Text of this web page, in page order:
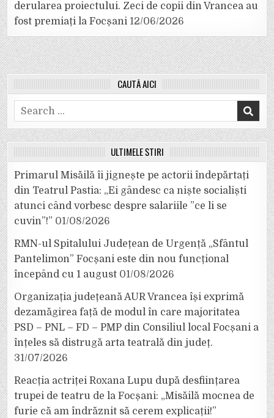
derularea proiectului. Zeci de copii din Vrancea au
fost premiați la Focșani 12/06/2026
CAUTĂ AICI
Search
for:
ULTIMELE ȘTIRI
Primarul Misăilă îi jignește pe actorii îndepărtați
din Teatrul Pastia: „Ei gândesc ca niște socialiști
atunci când vorbesc despre salariile ”ce li se
cuvin”!” 01/08/2026
RMN-ul Spitalului Județean de Urgență „Sfântul
Pantelimon” Focșani este din nou funcțional
începând cu 1 august 01/08/2026
Organizația județeană AUR Vrancea își exprimă
dezamăgirea față de modul în care majoritatea
PSD – PNL – FD – PMP din Consiliul local Focșani a
înțeles să distrugă arta teatrală din județ.
31/07/2026
Reacția actriței Roxana Lupu după desființarea
trupei de teatru de la Focșani: „Misăilă mocnea de
furie că am îndrăznit să cerem explicații!”